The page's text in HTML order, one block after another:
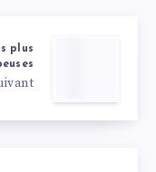
plus